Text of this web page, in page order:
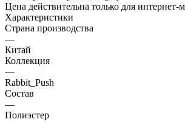
Цена действительна только для
Характеристики
Страна производства
—
Китай
Коллекция
—
Rabbit_Push
Состав
—
Полиэстер